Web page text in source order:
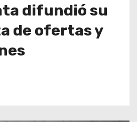
difundió su
de ofertas y